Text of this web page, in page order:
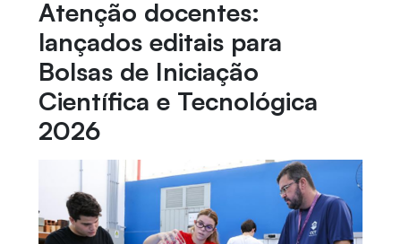
Atenção docentes:
lançados editais para
Bolsas de Iniciação
Científica e Tecnológica
2026